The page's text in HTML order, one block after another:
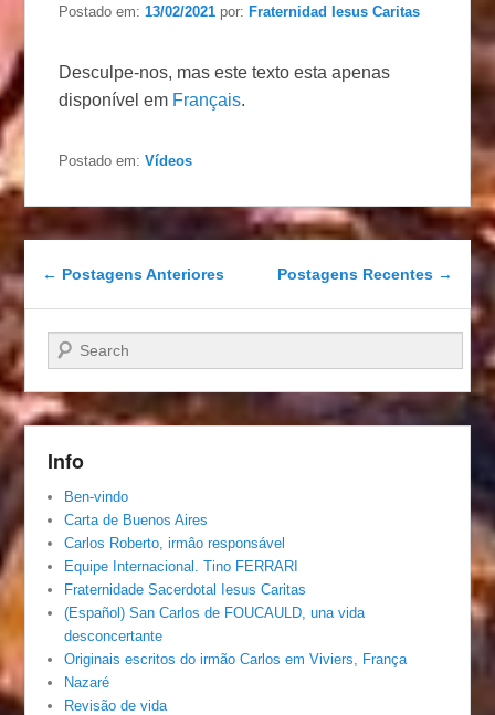
Postado em:13/02/2021 por: Fraternidad Iesus Caritas
Desculpe-nos, mas este texto esta apenas
disponível em Français.
Postado em: Vídeos
Navegação das postagens
← Postagens Anteriores Postagens Recentes →
Pesquisar…
Info
Ben-vindo
Carta de Buenos Aires
Carlos Roberto, irmâo responsável
Equipe Internacional. Tino FERRARI
Fraternidade Sacerdotal Iesus Caritas
(Español) San Carlos de FOUCAULD, una vida
desconcertante
Originais escritos do irmão Carlos em Viviers, França
Nazaré
Revisão de vida